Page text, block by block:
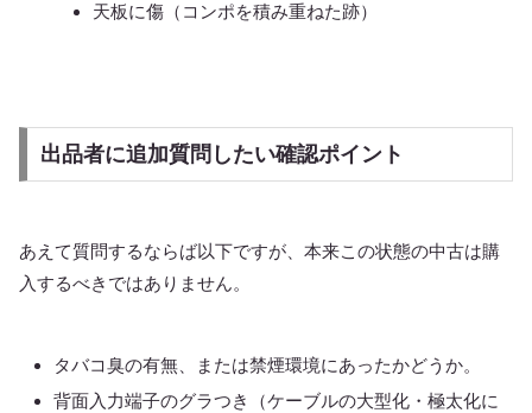
天板に傷（コンポを積み重ねた跡）
出品者に追加質問したい確認ポイント
あえて質問するならば以下ですが、本来この状態の中古は購
入するべきではありません。
タバコ臭の有無、または禁煙環境にあったかどうか。
背面入力端子のグラつき（ケーブルの大型化・極太化に